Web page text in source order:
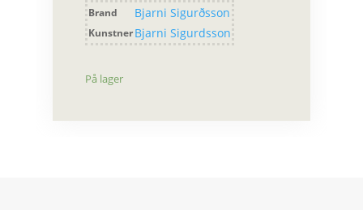
Brand Bjarni Sigurðsson
KunstnerBjarni Sigurdsson
På lager